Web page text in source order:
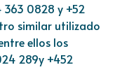
363 0828 y +52
similar utilizado
ellos los
289y +452